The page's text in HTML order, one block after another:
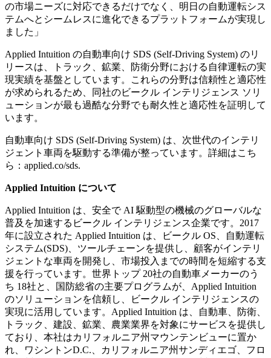
の市場ニーズに対応できるだけでなく、明日の自動運転シス
テムへとシームレスに進化できるプラットフォームが実現し
ました」
Applied Intuition の自動車向け SDS (Self-Driving System) のリ
リースは、トラック、鉱業、防衛分野における自律運転の実
現実績を基盤としています。これらの分野は信頼性と適応性
が求められるため、同社のビークル インテリジェンス ソリ
ューションが最も過酷な分野でも耐久性と適応性を証明して
います。
自動車向け SDS (Self-Driving System) は、次世代のインテリ
ジェント車両を駆動する準備が整っています。詳細はこち
ら：applied.co/sds.
Applied Intuition について
Applied Intuition は、安全で AI 駆動型の機械のグローバルな
普及を加速するビークル インテリジェンス企業です。2017
年に設立された Applied Intuition は、ビークル OS、自動運転
システム(SDS)、ツールチェーンを提供し、顧客がインテリ
ジェントな車両を開発し、市場投入までの時間を短縮する支
援を行っています。世界トップ 20社の自動車メーカーのう
ち 18社と、国防総省の主要プログラムが、Applied Intuition
のソリューションを信頼し、ビークル インテリジェンスの
実現に活用しています。Applied Intuition は、自動車、防衛、
トラック、建設、鉱業、農業業界を対象にサービスを提供し
ており、本社はカリフォルニア州マウンテンビューに置か
れ、ワシントンD.C.、カリフォルニア州サンディエゴ、フロ